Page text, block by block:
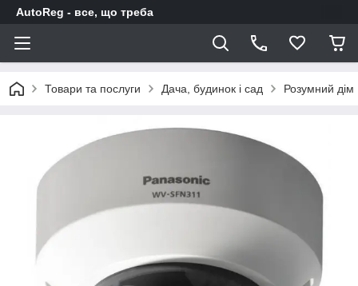
AutoReg - все, що треба
Товари та послуги Дача, будинок і сад Розумний дім